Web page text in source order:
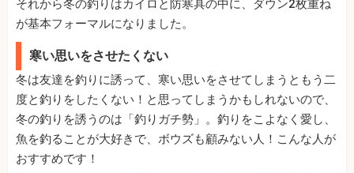
それから冬の釣りはカイロと防寒具の中に、ダウン2枚重ね
が基本フォーマルになりました。
寒い思いをさせたくない
冬は友達を釣りに誘って、寒い思いをさせてしまうともう二
度と釣りをしたくない！と思ってしまうかもしれないので、
冬の釣りを誘うのは「釣りガチ勢」。釣りをこよなく愛し、
魚を釣ることが大好きで、ボウズも顧みない人！こんな人が
おすすめです！